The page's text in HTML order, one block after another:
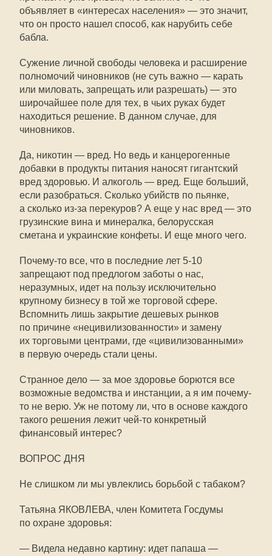
объявляет в «интересах населения» — это значит,
что он просто нашел способ, как нарубить себе
бабла.
Сужение личной свободы человека и расширение
полномочий чиновников (не суть важно — карать
или миловать, запрещать или разрешать) — это
широчайшее поле для тех, в чьих руках будет
находиться решение. В данном случае, для
чиновников.
Да, никотин — вред. Но ведь и канцерогенные
добавки в продукты питания наносят гигантский
вред здоровью. И алкоголь — вред. Еще больший,
если разобраться. Сколько убийств по пьянке,
а сколько из-за перекуров? А еще у нас вред — это
грузинские вина и минералка, белорусская
сметана и украинские конфеты. И еще много чего.
Почему-то все, что в последние лет 5-10
запрещают под предлогом заботы о нас,
неразумных, идет на пользу исключительно
крупному бизнесу в той же торговой сфере.
Вспомнить лишь закрытие дешевых рынков
по причине «нецивилизованности» и замену
их торговыми центрами, где «цивилизованными»
в первую очередь стали цены.
Странное дело — за мое здоровье борются все
возможные ведомства и инстанции, а я им почему-
то не верю. Уж не потому ли, что в основе каждого
такого решения лежит чей-то конкретный
финансовый интерес?
ВОПРОС ДНЯ
Не слишком ли мы увлеклись борьбой с табаком?
Татьяна ЯКОВЛЕВА, член Комитета Госдумы
по охране здоровья:
— Видела недавно картину: идет папаша —